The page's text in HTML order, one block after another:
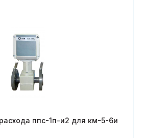
ппс-1п-и2 для км-5-6и